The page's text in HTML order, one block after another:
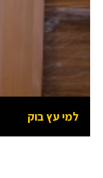
למי עץ בוק